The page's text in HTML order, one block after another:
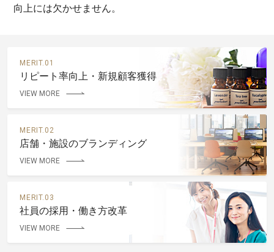
向上には欠かせません。
MERIT.01
リピート率向上・新規顧客獲得
VIEW MORE
MERIT.02
店舗・施設のブランディング
VIEW MORE
MERIT.03
社員の採用・働き方改革
VIEW MORE